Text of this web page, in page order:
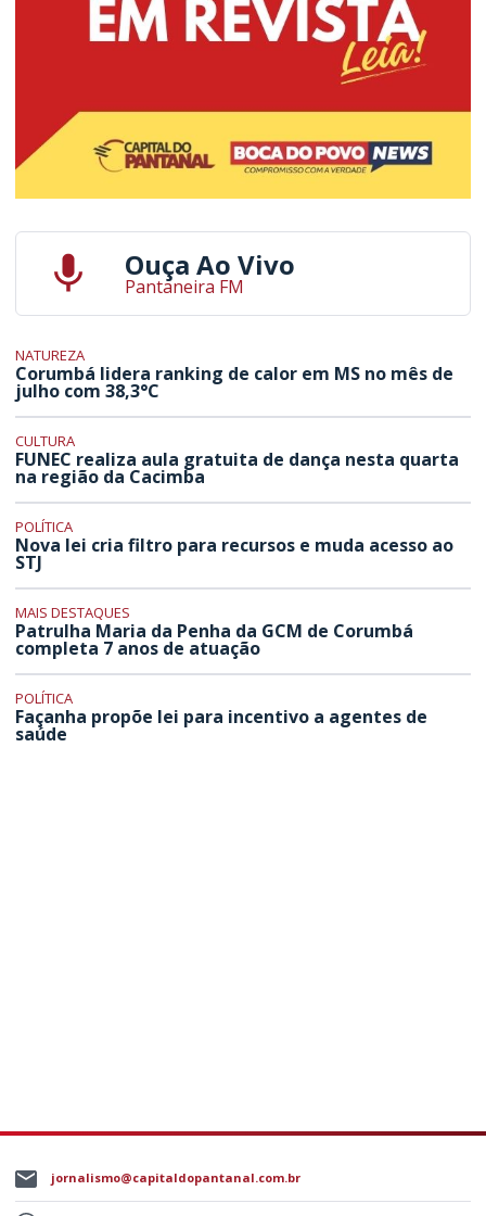
Ouça Ao Vivo
Pantaneira FM
NATUREZA
Corumbá lidera ranking de calor em MS no mês de
julho com 38,3°C
CULTURA
FUNEC realiza aula gratuita de dança nesta quarta
na região da Cacimba
POLÍTICA
Nova lei cria filtro para recursos e muda acesso ao
STJ
MAIS DESTAQUES
Patrulha Maria da Penha da GCM de Corumbá
completa 7 anos de atuação
POLÍTICA
Façanha propõe lei para incentivo a agentes de
saúde
jornalismo@capitaldopantanal.com.br